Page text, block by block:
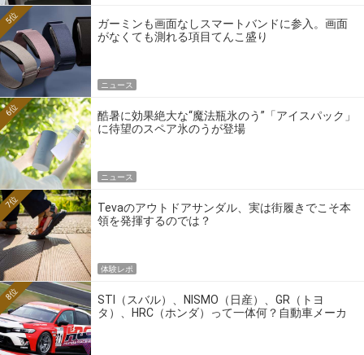
ガーミンも画面なしスマートバンドに参入。画面
がなくても測れる項目てんこ盛り
5位
ニュース
酷暑に効果絶大な“魔法瓶氷のう”「アイスパック」
に待望のスペア氷のうが登場
6位
ニュース
Tevaのアウトドアサンダル、実は街履きでこそ本
領を発揮するのでは？
7位
体験レポ
STI（スバル）、NISMO（日産）、GR（トヨ
タ）、HRC（ホンダ）って一体何？自動車メーカ
8位